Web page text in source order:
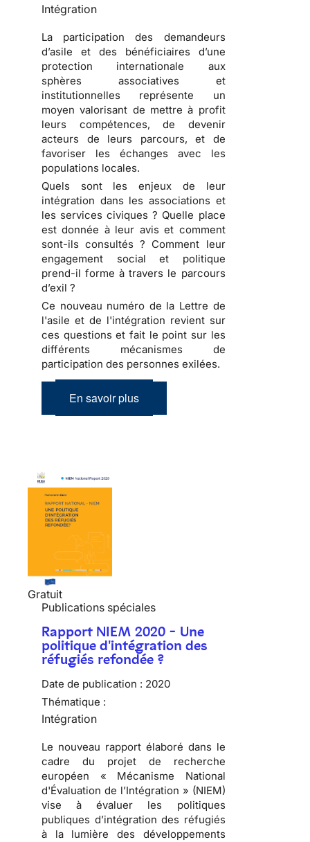
Intégration
La participation des demandeurs
d’asile et des bénéficiaires d’une
protection internationale aux
sphères associatives et
institutionnelles représente un
moyen valorisant de mettre à profit
leurs compétences, de devenir
acteurs de leurs parcours, et de
favoriser les échanges avec les
populations locales.
Quels sont les enjeux de leur
intégration dans les associations et
les services civiques ? Quelle place
est donnée à leur avis et comment
sont-ils consultés ? Comment leur
engagement social et politique
prend-il forme à travers le parcours
d’exil ?
Ce nouveau numéro de la Lettre de
l'asile et de l'intégration revient sur
ces questions et fait le point sur les
différents mécanismes de
participation des personnes exilées.
En savoir plus
Gratuit
Publications spéciales
Rapport NIEM 2020 - Une
politique d'intégration des
réfugiés refondée ?
Date de publication : 2020
Thématique :
Intégration
Le nouveau rapport élaboré dans le
cadre du projet de recherche
européen « Mécanisme National
d'Évaluation de l’Intégration » (NIEM)
vise à évaluer les politiques
publiques d’intégration des réfugiés
à la lumière des développements